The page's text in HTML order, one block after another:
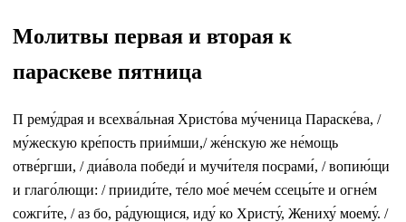
Молитвы первая и вторая к
параскеве пятница
П рему́драя и всехва́льная Христо́ва му́ченица Параске́ва, /
му́жескую кре́пость прии́мши,/ же́нскую же не́мощь
отве́ргши, / диа́вола победи́ и мучи́теля посрами́, / вопию́щи
и глаго́лющи: / прииди́те, те́ло мое́ мече́м ссецы́те и огне́м
сожги́те, / аз бо, ра́дующися, иду́ ко Христу́, Жениху́ моему́. /